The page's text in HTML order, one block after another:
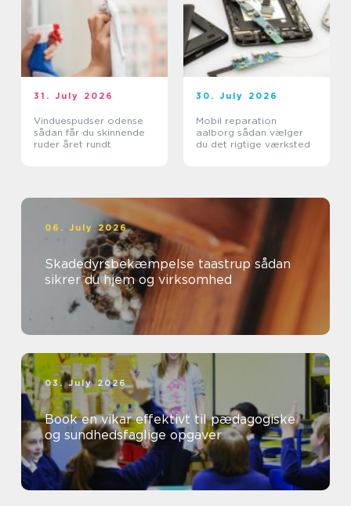
31. July 2026
Vinduespudser odense
sådan får du skinnende
ruder året rundt
30. July 2026
Mobil reparation
aalborg sådan vælger
du det rigtige værksted
06. July 2026
Skadedyrsbekæmpelse taastrup sådan
sikrer du hjem og virksomhed
03. July 2026
Book en vikar effektivt til pædagogiske
og sundhedsfaglige opgaver